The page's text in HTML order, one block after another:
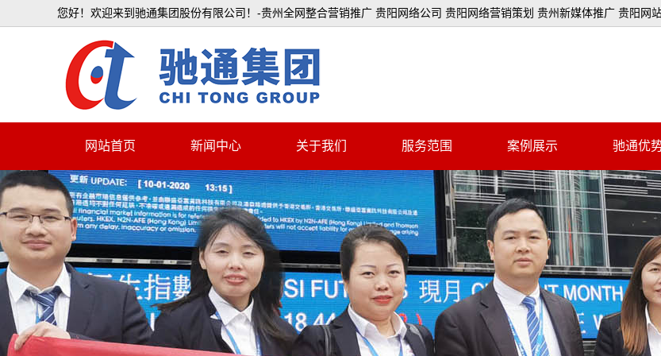
您好！欢迎来到驰通集团股份有限公司！-贵州全网整合营销推广 贵阳网络公司 贵阳网络营销策划 贵州新媒体推广 贵阳网
网站首页 新闻中心
SEO优化
企业资讯
关于我们
驰通简介
企业文化
荣誉资质
服务范围 案例展示
名榜套餐
驰通优